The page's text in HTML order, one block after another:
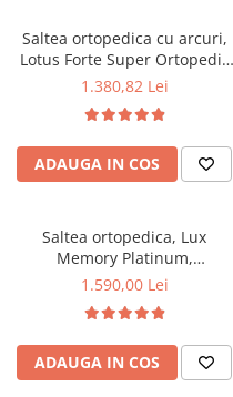
Saltea ortopedica cu arcuri,
Lotus Forte Super Ortopedic
200x200x30cm, fermitate
arcuri Bonell, fara vara-iarna,
banda de aerisire spaceair,
Salt Confort
1.380,82 Lei
ADAUGA IN COS
Saltea ortopedica, Lux
Memory Platinum,
160x200x30cm, fermitate tare,
foam 2,5 cm, husa matlasata,
sistem de aerisire perimetral,
greutate maxima sustinuta
120 kg/utilizator, Saltex
1.590,00 Lei
ADAUGA IN COS